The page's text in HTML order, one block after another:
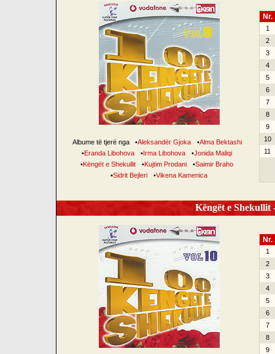
Albume të tjerë nga •Aleksandër Gjoka •Alma Bektashi
•Eranda Libohova •Irma Libohova •Jonida Maliqi
•Këngët e Shekullit •Kujtim Prodani •Saimir Braho
•Sidrit Bejleri •Vikena Kamenica
Nr.
1
2
3
4
5
6
7
8
9
10
11
Këngët e
Nr.
1
2
3
4
5
6
7
8
9